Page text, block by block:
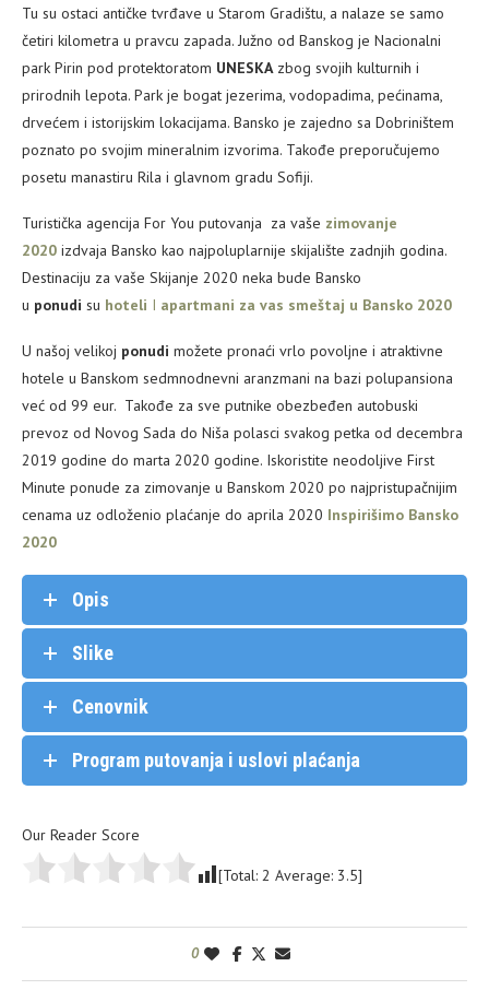
Tu su ostaci antičke tvrđave u Starom Gradištu, a nalaze se samo
četiri kilometra u pravcu zapada. Južno od Banskog je Nacionalni
park Pirin pod protektoratom UNESKA zbog svojih kulturnih i
prirodnih lepota. Park je bogat jezerima, vodopadima, pećinama,
drvećem i istorijskim lokacijama. Bansko je zajedno sa Dobriništem
poznato po svojim mineralnim izvorima. Takođe preporučujemo
posetu manastiru Rila i glavnom gradu Sofiji.
Turistička agencija For You putovanja za vaše zimovanje
2020 izdvaja Bansko kao najpoluplarnije skijalište zadnjih godina.
Destinaciju za vaše Skijanje 2020 neka bude Bansko
u ponudi su hoteli I apartmani za vas smeštaj u Bansko 2020
U našoj velikoj ponudi možete pronaći vrlo povoljne i atraktivne
hotele u Banskom sedmnodnevni aranzmani na bazi polupansiona
već od 99 eur. Takođe za sve putnike obezbeđen autobuski
prevoz od Novog Sada do Niša polasci svakog petka od decembra
2019 godine do marta 2020 godine. Iskoristite neodoljive First
Minute ponude za zimovanje u Banskom 2020 po najpristupačnijim
cenama uz odloženio plaćanje do aprila 2020 Inspirišimo Bansko
2020
Opis
Slike
Cenovnik
Program putovanja i uslovi plaćanja
Our Reader Score
[Total: 2 Average: 3.5]
0